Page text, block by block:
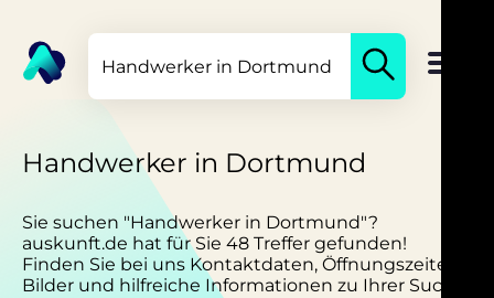
Handwerker in Dortmund
Sie suchen "Handwerker in Dortmund"?
auskunft.de hat für Sie 48 Treffer gefunden!
Finden Sie bei uns Kontaktdaten, Öffnungszeiten,
Bilder und hilfreiche Informationen zu Ihrer Suche.